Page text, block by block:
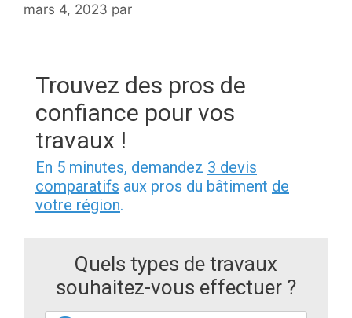
mars 4, 2023 par
Trouvez des pros de
confiance pour vos
travaux !
En 5 minutes, demandez 3 devis
comparatifs aux pros du bâtiment de
votre région.
Quels types de travaux
souhaitez-vous effectuer ?